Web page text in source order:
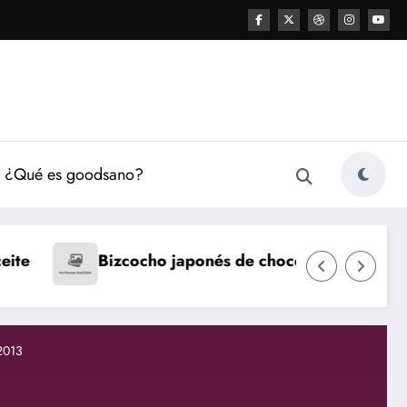
¿Qué es goodsano?
de chocolate Natillas caseras